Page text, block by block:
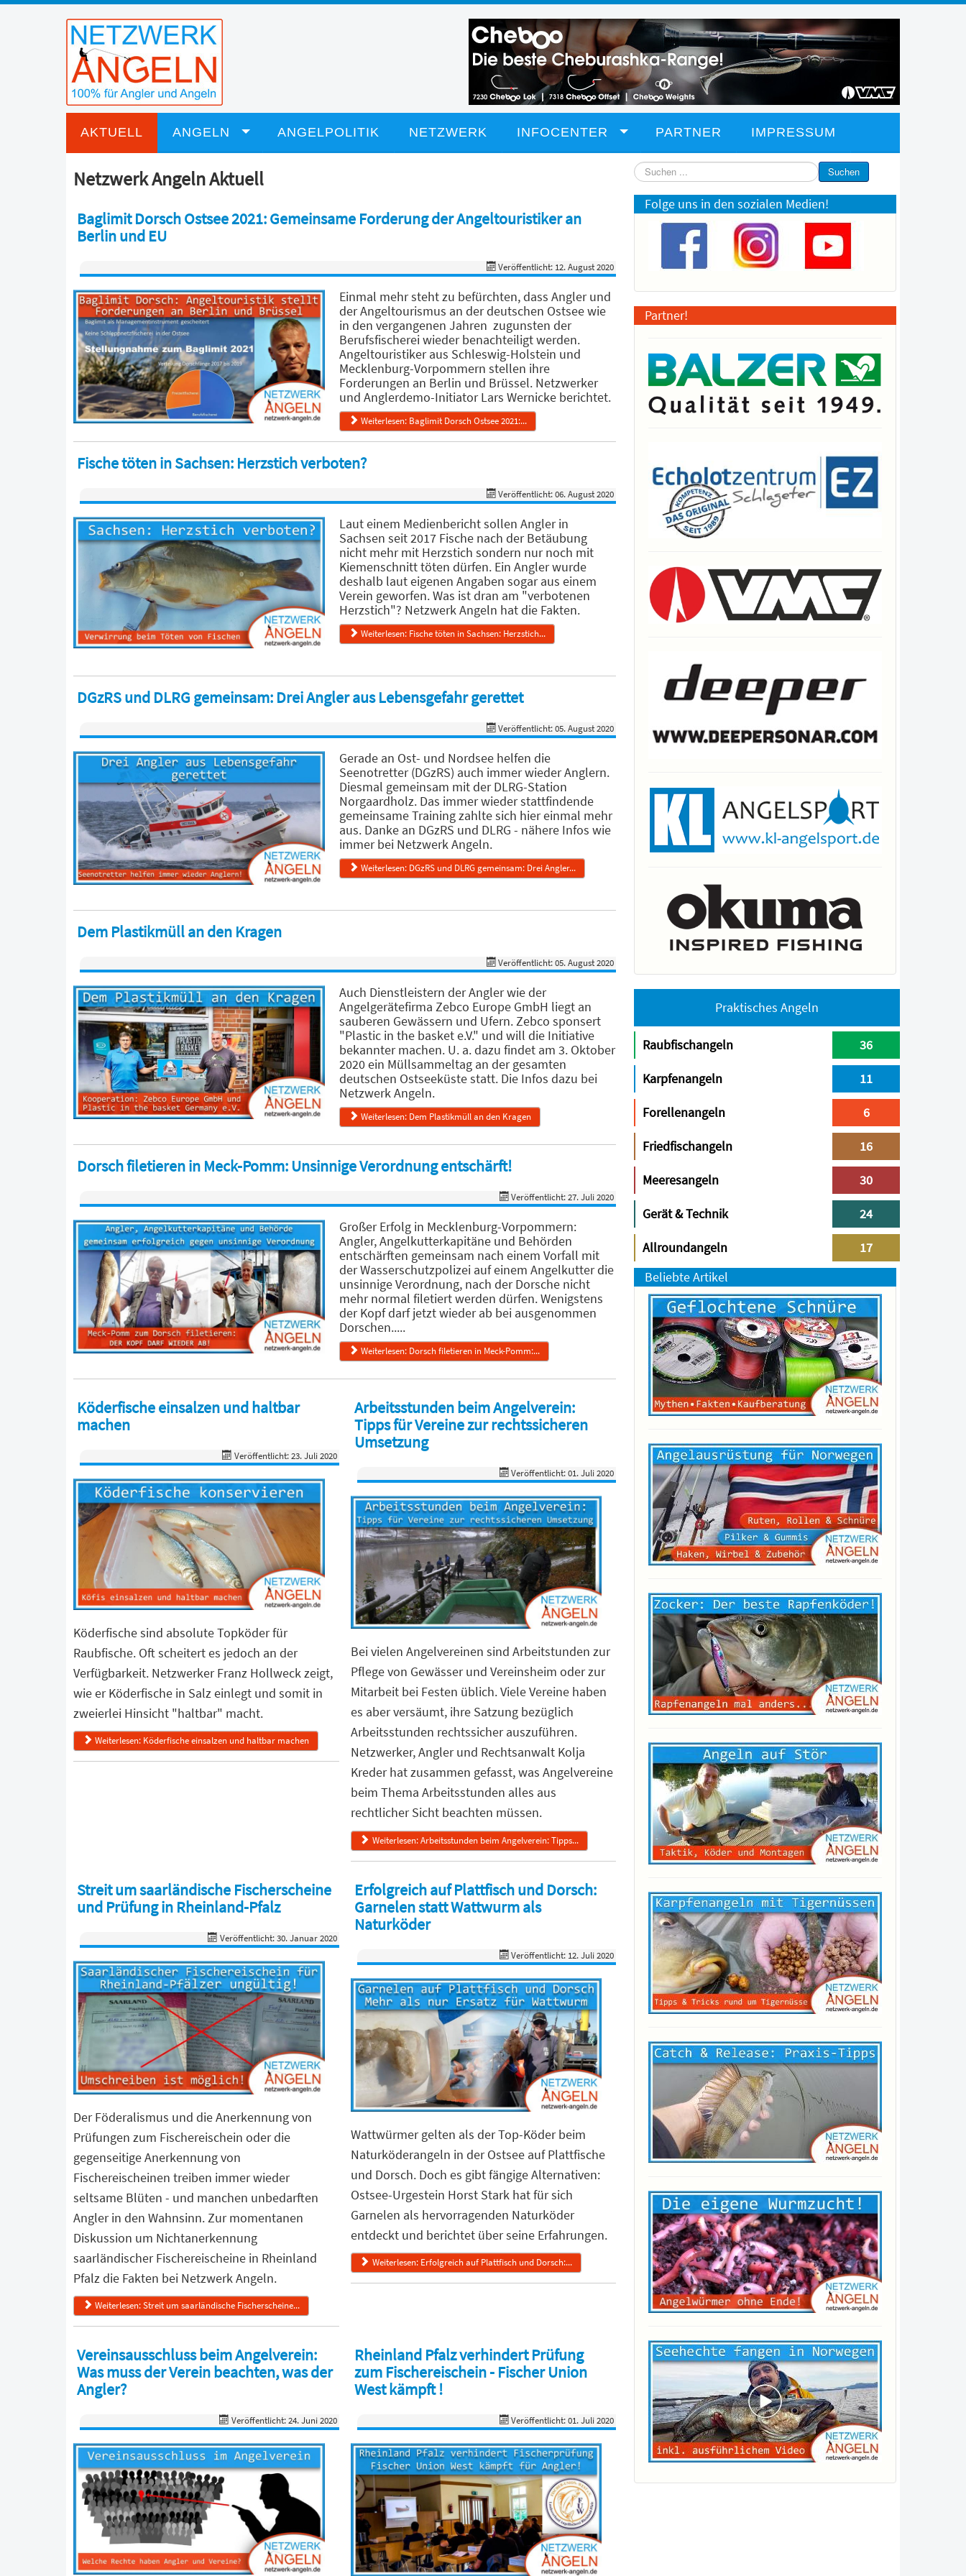
AKTUELL ANGELN ANGELPOLITIK NETZWERK INFOCENTER PARTNER IMPRESSUM
Netzwerk Angeln Aktuell
Baglimit Dorsch Ostsee 2021: Gemeinsame Forderung der Angeltouristiker an
Berlin und EU
Veröffentlicht: 12. August 2020
Einmal mehr steht zu befürchten, dass Angler und
der Angeltourismus an der deutschen Ostsee wie
in den vergangenen Jahren zugunsten der
Berufsfischerei wieder benachteiligt werden.
Angeltouristiker aus Schleswig-Holstein und
Mecklenburg-Vorpommern stellen ihre
Forderungen an Berlin und Brüssel. Netzwerker
und Anglerdemo-Initiator Lars Wernicke berichtet.
Weiterlesen: Baglimit Dorsch Ostsee 2021:...
Fische töten in Sachsen: Herzstich verboten?
Veröffentlicht: 06. August 2020
Laut einem Medienbericht sollen Angler in
Sachsen seit 2017 Fische nach der Betäubung
nicht mehr mit Herzstich sondern nur noch mit
Kiemenschnitt töten dürfen. Ein Angler wurde
deshalb laut eigenen Angaben sogar aus einem
Verein geworfen. Was ist dran am "verbotenen
Herzstich"? Netzwerk Angeln hat die Fakten.
Weiterlesen: Fische töten in Sachsen: Herzstich...
DGzRS und DLRG gemeinsam: Drei Angler aus Lebensgefahr gerettet
Veröffentlicht: 05. August 2020
Gerade an Ost- und Nordsee helfen die
Seenotretter (DGzRS) auch immer wieder Anglern.
Diesmal gemeinsam mit der DLRG-Station
Norgaardholz. Das immer wieder stattfindende
gemeinsame Training zahlte sich hier einmal mehr
aus. Danke an DGzRS und DLRG - nähere Infos wie
immer bei Netzwerk Angeln.
Weiterlesen: DGzRS und DLRG gemeinsam: Drei Angler...
Dem Plastikmüll an den Kragen
Veröffentlicht: 05. August 2020
Auch Dienstleistern der Angler wie der
Angelgerätefirma Zebco Europe GmbH liegt an
sauberen Gewässern und Ufern. Zebco sponsert
"Plastic in the basket e.V." und will die Initiative
bekannter machen. U. a. dazu findet am 3. Oktober
2020 ein Müllsammeltag an der gesamten
deutschen Ostseeküste statt. Die Infos dazu bei
Netzwerk Angeln.
Weiterlesen: Dem Plastikmüll an den Kragen
Dorsch filetieren in Meck-Pomm: Unsinnige Verordnung entschärft!
Veröffentlicht: 27. Juli 2020
Großer Erfolg in Mecklenburg-Vorpommern:
Angler, Angelkutterkapitäne und Behörden
entschärften gemeinsam nach einem Vorfall mit
der Wasserschutzpolizei auf einem Angelkutter die
unsinnige Verordnung, nach der Dorsche nicht
mehr normal filetiert werden dürfen. Wenigstens
der Kopf darf jetzt wieder ab bei ausgenommen
Dorschen.....
Weiterlesen: Dorsch filetieren in Meck-Pomm:...
Köderfische einsalzen und haltbar
machen
Veröffentlicht: 23. Juli 2020
Köderfische sind absolute Topköder für
Raubfische. Oft scheitert es jedoch an der
Verfügbarkeit. Netzwerker Franz Hollweck zeigt,
wie er Köderfische in Salz einlegt und somit in
zweierlei Hinsicht "haltbar" macht.
Weiterlesen: Köderfische einsalzen und haltbar machen
Arbeitsstunden beim Angelverein:
Tipps für Vereine zur rechtssicheren
Umsetzung
Veröffentlicht: 01. Juli 2020
Bei vielen Angelvereinen sind Arbeitstunden zur
Pflege von Gewässer und Vereinsheim oder zur
Mitarbeit bei Festen üblich. Viele Vereine haben
es aber versäumt, ihre Satzung bezüglich
Arbeitsstunden rechtssicher auszuführen.
Netzwerker, Angler und Rechtsanwalt Kolja
Kreder hat zusammen gefasst, was Angelvereine
beim Thema Arbeitsstunden alles aus
rechtlicher Sicht beachten müssen.
Weiterlesen: Arbeitsstunden beim Angelverein: Tipps...
Streit um saarländische Fischerscheine
und Prüfung in Rheinland-Pfalz
Veröffentlicht: 30. Januar 2020
Der Föderalismus und die Anerkennung von
Prüfungen zum Fischereischein oder die
gegenseitige Anerkennung von
Fischereischeinen treiben immer wieder
seltsame Blüten - und manchen unbedarften
Angler in den Wahnsinn. Zur momentanen
Diskussion um Nichtanerkennung
saarländischer Fischereischeine in Rheinland
Pfalz die Fakten bei Netzwerk Angeln.
Weiterlesen: Streit um saarländische Fischerscheine...
Erfolgreich auf Plattfisch und Dorsch:
Garnelen statt Wattwurm als
Naturköder
Veröffentlicht: 12. Juli 2020
Wattwürmer gelten als der Top-Köder beim
Naturköderangeln in der Ostsee auf Plattfische
und Dorsch. Doch es gibt fängige Alternativen:
Ostsee-Urgestein Horst Stark hat für sich
Garnelen als hervorragenden Naturköder
entdeckt und berichtet über seine Erfahrungen.
Weiterlesen: Erfolgreich auf Plattfisch und Dorsch:...
Vereinsausschluss beim Angelverein:
Was muss der Verein beachten, was der
Angler?
Veröffentlicht: 24. Juni 2020
Rheinland Pfalz verhindert Prüfung
zum Fischereischein - Fischer Union
West kämpft !
Veröffentlicht: 01. Juli 2020
Suchen
...
Suchen
Folge uns in den sozialen Medien!
Partner!
Praktisches Angeln
Raubfischangeln 36
Karpfenangeln 11
Forellenangeln 6
Friedfischangeln 16
Meeresangeln 30
Gerät & Technik 24
Allroundangeln
17
Beliebte Artikel